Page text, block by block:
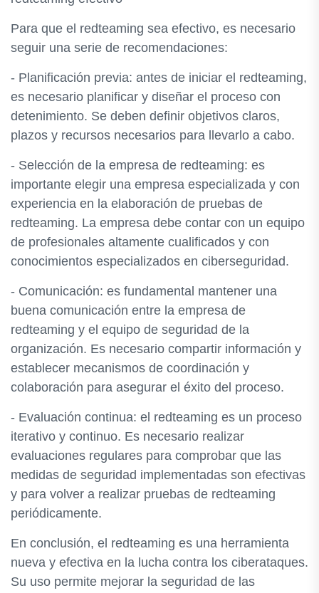
Para que el redteaming sea efectivo, es necesario
seguir una serie de recomendaciones:
- Planificación previa: antes de iniciar el redteaming,
es necesario planificar y diseñar el proceso con
detenimiento. Se deben definir objetivos claros,
plazos y recursos necesarios para llevarlo a cabo.
- Selección de la empresa de redteaming: es
importante elegir una empresa especializada y con
experiencia en la elaboración de pruebas de
redteaming. La empresa debe contar con un equipo
de profesionales altamente cualificados y con
conocimientos especializados en ciberseguridad.
- Comunicación: es fundamental mantener una
buena comunicación entre la empresa de
redteaming y el equipo de seguridad de la
organización. Es necesario compartir información y
establecer mecanismos de coordinación y
colaboración para asegurar el éxito del proceso.
- Evaluación continua: el redteaming es un proceso
iterativo y continuo. Es necesario realizar
evaluaciones regulares para comprobar que las
medidas de seguridad implementadas son efectivas
y para volver a realizar pruebas de redteaming
periódicamente.
En conclusión, el redteaming es una herramienta
nueva y efectiva en la lucha contra los ciberataques.
Su uso permite mejorar la seguridad de las